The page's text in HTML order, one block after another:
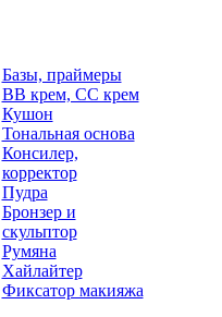
Базы, праймеры
BB крем, CC крем
Кушон
Тональная основа
Консилер,
корректор
Пудра
Бронзер и
скульптор
Румяна
Хайлайтер
Фиксатор макияжа